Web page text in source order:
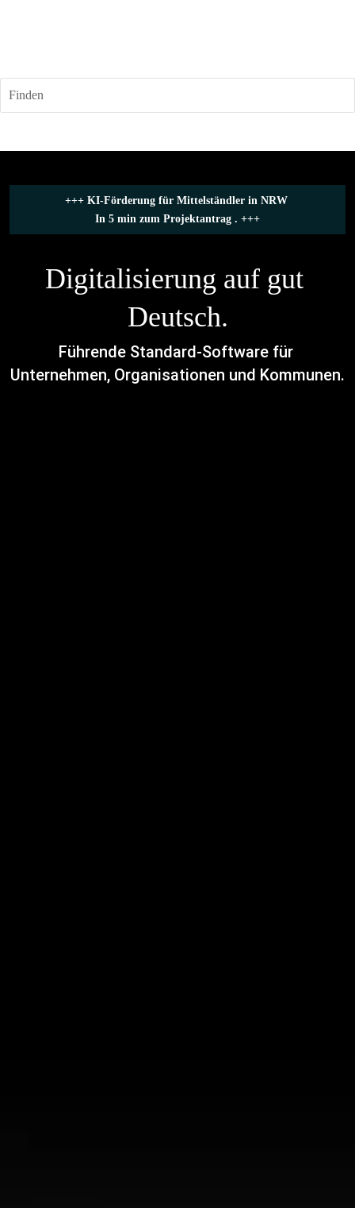
Finden
+++ KI-Förderung für Mittelständler in NRW
In 5 min zum Projektantrag . +++
Digitalisierung auf gut
Deutsch.
Führende Standard-Software für
Unternehmen, Organisationen und Kommunen.